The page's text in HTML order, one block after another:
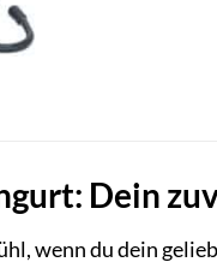
Dein
wenn du dein